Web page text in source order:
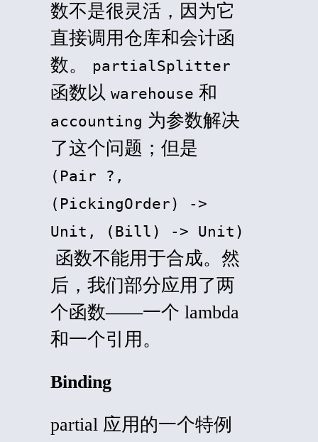
数不是很灵活，因为它
直接调用仓库和会计函
数。
partialSplitter
函数以 warehouse 和
accounting 为参数解决
了这个问题；但是
(Pair ?,
(PickingOrder) ->
Unit, (Bill) -> Unit)
函数不能用于合成。然
后，我们部分应用了两
个函数——一个 lambda
和一个引用。
Binding
partial 应用的一个特例